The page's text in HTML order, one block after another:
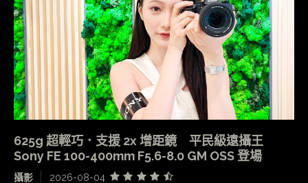
625g 超輕巧．支援 2x 增距鏡 平民級遠攝王
Sony FE 100-400mm F5.6-8.0 GM OSS 登場
攝影 2026-08-04